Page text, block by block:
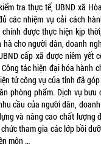
tra thực tế, UBND xã
các nhiệm vụ cải cách
chính được thực hiện kịp
hà cho người dân, doanh
cấp xã được niêm yết
tác hiện đại hóa hành
tử công vụ của tỉnh đã
phòng phẩm. Dịch vụ
cầu của người dân,
và nâng cao chất lượng
tham gia các lớp bồi
môn …